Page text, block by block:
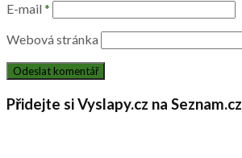
E-mail *
Webová stránka
Přidejte si Vyslapy.cz na Seznam.cz